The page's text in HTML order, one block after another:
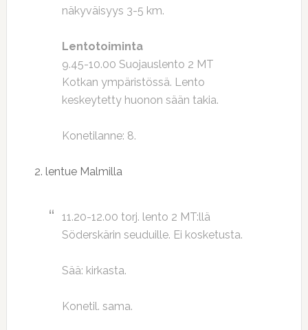
näkyväisyys 3-5 km.
Lentotoiminta
9.45-10.00 Suojauslento 2 MT
Kotkan ympäristössä. Lento
keskeytetty huonon sään takia.
Konetilanne: 8.
2. lentue Malmilla
11.20-12.00 torj. lento 2 MT:llä
Söderskärin seuduille. Ei kosketusta.
Sää: kirkasta.
Konetil. sama.